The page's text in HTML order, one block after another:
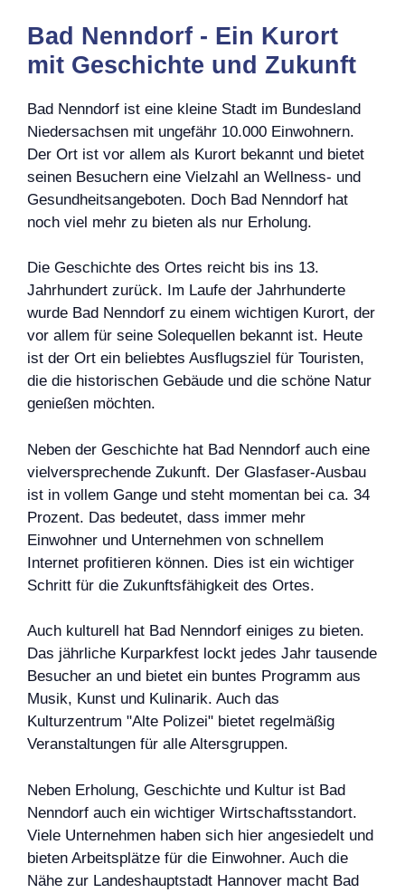
Bad Nenndorf - Ein Kurort
mit Geschichte und Zukunft
Bad Nenndorf ist eine kleine Stadt im Bundesland
Niedersachsen mit ungefähr 10.000 Einwohnern.
Der Ort ist vor allem als Kurort bekannt und bietet
seinen Besuchern eine Vielzahl an Wellness- und
Gesundheitsangeboten. Doch Bad Nenndorf hat
noch viel mehr zu bieten als nur Erholung.
Die Geschichte des Ortes reicht bis ins 13.
Jahrhundert zurück. Im Laufe der Jahrhunderte
wurde Bad Nenndorf zu einem wichtigen Kurort, der
vor allem für seine Solequellen bekannt ist. Heute
ist der Ort ein beliebtes Ausflugsziel für Touristen,
die die historischen Gebäude und die schöne Natur
genießen möchten.
Neben der Geschichte hat Bad Nenndorf auch eine
vielversprechende Zukunft. Der Glasfaser-Ausbau
ist in vollem Gange und steht momentan bei ca. 34
Prozent. Das bedeutet, dass immer mehr
Einwohner und Unternehmen von schnellem
Internet profitieren können. Dies ist ein wichtiger
Schritt für die Zukunftsfähigkeit des Ortes.
Auch kulturell hat Bad Nenndorf einiges zu bieten.
Das jährliche Kurparkfest lockt jedes Jahr tausende
Besucher an und bietet ein buntes Programm aus
Musik, Kunst und Kulinarik. Auch das
Kulturzentrum "Alte Polizei" bietet regelmäßig
Veranstaltungen für alle Altersgruppen.
Neben Erholung, Geschichte und Kultur ist Bad
Nenndorf auch ein wichtiger Wirtschaftsstandort.
Viele Unternehmen haben sich hier angesiedelt und
bieten Arbeitsplätze für die Einwohner. Auch die
Nähe zur Landeshauptstadt Hannover macht Bad